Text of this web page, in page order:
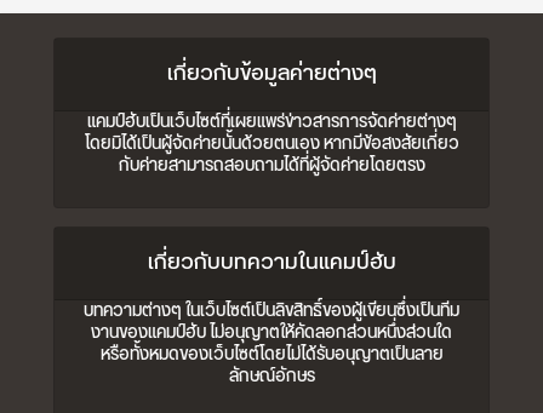
เกี่ยวกับข้อมูลค่ายต่างๆ
แคมป์ฮับเป็นเว็บไซต์ที่เผยแพร่ข่าวสารการจัดค่ายต่างๆ
โดยมิได้เป็นผู้จัดค่ายนั้นด้วยตนเอง หากมีข้อสงสัยเกี่ยว
กับค่ายสามารถสอบถามได้ที่ผู้จัดค่ายโดยตรง
เกี่ยวกับบทความในแคมป์ฮับ
บทความต่างๆ ในเว็บไซต์เป็นลิขสิทธิ์ของผู้เขียนซึ่งเป็นทีม
งานของแคมป์ฮับ ไม่อนุญาตให้คัดลอกส่วนหนึ่งส่วนใด
หรือทั้งหมดของเว็บไซต์โดยไม่ได้รับอนุญาตเป็นลาย
ลักษณ์อักษร